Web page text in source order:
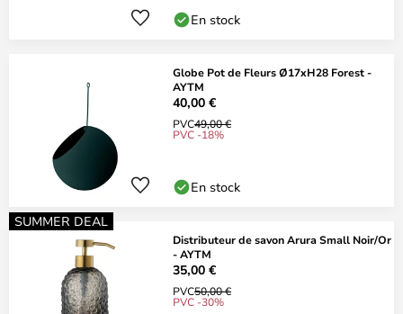
En stock
Globe Pot de Fleurs Ø17xH28 Forest -
AYTM
40,00 €
PVC49,00 €
PVC -18%
En stock
SUMMER DEAL
Distributeur de savon Arura Small Noir/Or
- AYTM
35,00 €
PVC50,00 €
PVC -30%